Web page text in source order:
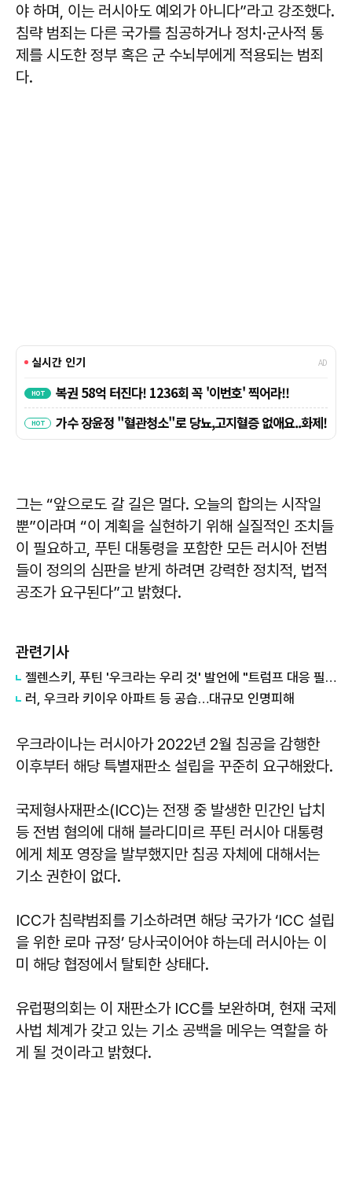
야 하며, 이는 러시아도 예외가 아니다”라고 강조했다.
침략 범죄는 다른 국가를 침공하거나 정치·군사적 통
제를 시도한 정부 혹은 군 수뇌부에게 적용되는 범죄
다.
그는 “앞으로도 갈 길은 멀다. 오늘의 합의는 시작일
뿐”이라며 “이 계획을 실현하기 위해 실질적인 조치들
이 필요하고, 푸틴 대통령을 포함한 모든 러시아 전범
들이 정의의 심판을 받게 하려면 강력한 정치적, 법적
공조가 요구된다”고 밝혔다.
관련기사
젤렌스키, 푸틴 '우크라는 우리 것' 발언에 "트럼프 대응 필요"
러, 우크라 키이우 아파트 등 공습…대규모 인명피해
우크라이나는 러시아가 2022년 2월 침공을 감행한
이후부터 해당 특별재판소 설립을 꾸준히 요구해왔다.
국제형사재판소(ICC)는 전쟁 중 발생한 민간인 납치
등 전범 혐의에 대해 블라디미르 푸틴 러시아 대통령
에게 체포 영장을 발부했지만 침공 자체에 대해서는
기소 권한이 없다.
ICC가 침략범죄를 기소하려면 해당 국가가 ‘ICC 설립
을 위한 로마 규정’ 당사국이어야 하는데 러시아는 이
미 해당 협정에서 탈퇴한 상태다.
유럽평의회는 이 재판소가 ICC를 보완하며, 현재 국제
사법 체계가 갖고 있는 기소 공백을 메우는 역할을 하
게 될 것이라고 밝혔다.